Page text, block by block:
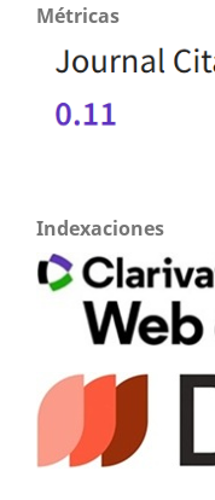
Métricas
Indexaciones